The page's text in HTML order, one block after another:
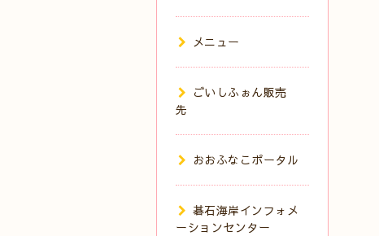
メニュー
ごいしふぉん販売
先
おおふなこポータル
碁石海岸インフォメ
ーションセンター